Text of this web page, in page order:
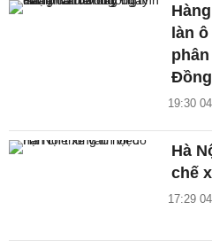
làn
Đồng
19:30
Hà
chế
17:29